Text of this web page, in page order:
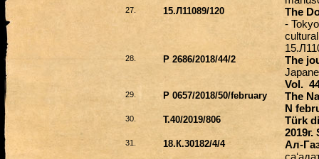
27. 15.Л11089/120
The
-
28. Р 2686/2018/44/2
The
Vol.
29. Р 0657/2018/50/february
The
N
30. Т.40/2019/806
Türk
2019г.
31. 18.К.30182/4/4
Ал-